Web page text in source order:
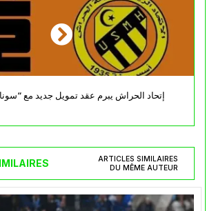
إتحاد الحراش يبرم عقد تمويل جديد مع
ARTICLES SIMILAIRES
DU MÊME AUTEUR